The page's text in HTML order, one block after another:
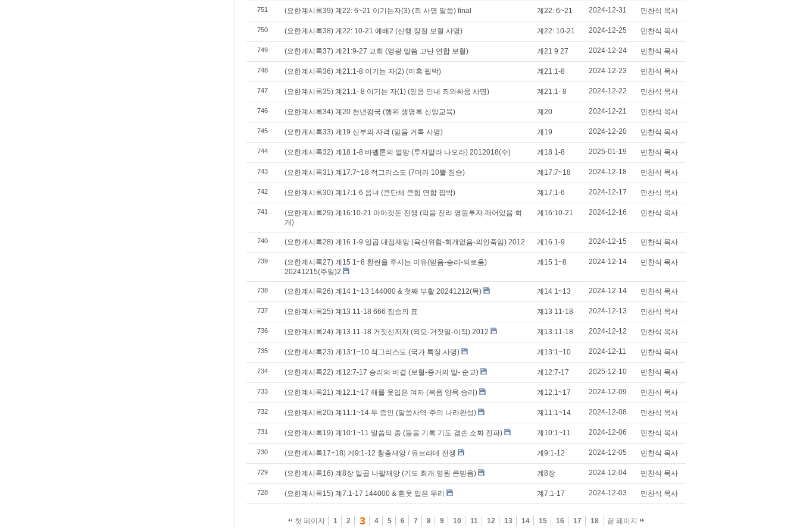
751 (요한계시록39) 계22: 6~21 이기는자(3) (죄 사명 말씀) final 계22: 6~21 2024-12-31 민찬식 목사
750 (요한계시록38) 계22: 10-21 예배2 (선행 정절 보혈 사명) 계22: 10-21 2024-12-25 민찬식 목사
749 (요한계시록37) 계21:9-27 교회 (영광 말씀 고난 연합 보혈) 계21 9 27 2024-12-24 민찬식 목사
748 (요한계시록36) 계21:1-8 이기는 자(2) (미혹 핍박) 계21:1-8 2024-12-23 민찬식 목사
747 (요한계시록35) 계21:1- 8 이기는 자(1) (믿음 인내 죄와싸움 사명) 계21:1- 8 2024-12-22 민찬식 목사
746 (요한계시록34) 계20 천년왕국 (행위 생명록 신앙교육) 계20 2024-12-21 민찬식 목사
745 (요한계시록33) 계19 신부의 자격 (믿음 거룩 사명) 계19 2024-12-20 민찬식 목사
744 (요한계시록32) 계18 1-8 바벨론의 멸망 (투자말라 나오라) 2012018(수) 계18 1-8 2025-01-19 민찬식 목사
743 (요한계시록31) 계17:7~18 적그리스도 (7머리 10뿔 짐승) 계17:7~18 2024-12-18 민찬식 목사
742 (요한계시록30) 계17:1-6 음녀 (큰단체 큰힘 연합 핍박) 계17:1-6 2024-12-17 민찬식 목사
741
(요한계시록29) 계16:10-21 아마겟돈 전쟁 (막음 진리 영원투자 깨어있음 회
개)
계16:10-21 2024-12-16 민찬식 목사
740 (요한계시록28) 계16 1-9 일곱 대접재앙 (육신위함-회개없음-의인죽임) 2012 계16 1-9 2024-12-15 민찬식 목사
739
(요한계시록27) 계15 1~8 환란을 주시는 이유(믿음-승리-의로움)
20241215(주일)2
계15 1~8 2024-12-14 민찬식 목사
738 (요한계시록26) 계14 1~13 144000 & 첫째 부활 20241212(목) 계14 1~13 2024-12-14 민찬식 목사
737 (요한계시록25) 계13 11-18 666 짐승의 표 계13 11-18 2024-12-13 민찬식 목사
736 (요한계시록24) 계13 11-18 거짓선지자 (외모-거짓말-이적) 2012 계13:11-18 2024-12-12 민찬식 목사
735 (요한계시록23) 계13:1~10 적그리스도 (국가 특징 사명) 계13:1~10 2024-12-11 민찬식 목사
734 (요한계시록22) 계12:7-17 승리의 비결 (보혈-증거의 말- 순교) 계12:7-17 2025-12-10 민찬식 목사
733 (요한계시록21) 계12:1~17 해를 옷입은 여자 (복음 양육 승리) 계12:1~17 2024-12-09 민찬식 목사
732 (요한계시록20) 계11:1~14 두 증인 (말씀사역-주의 나라완성) 계11:1~14 2024-12-08 민찬식 목사
731 (요한계시록19) 계10:1~11 말씀의 종 (들음 기록 기도 겸손 소화 전파) 계10:1~11 2024-12-06 민찬식 목사
730 (요한계시록17+18) 계9:1-12 황충재앙 / 유브라데 전쟁 계9:1-12 2024-12-05 민찬식 목사
729 (요한계시록16) 계8장 일곱 나팔재앙 (기도 회개 영원 큰믿음) 계8장 2024-12-04 민찬식 목사
728 (요한계시록15) 계7:1-17 144000 & 흰옷 입은 무리 계7:1-17 2024-12-03 민찬식 목사
첫 페이지 1 2 3 4 5 6 7 8 9 10 11 12 13 14 15 16 17 18 끝 페이지